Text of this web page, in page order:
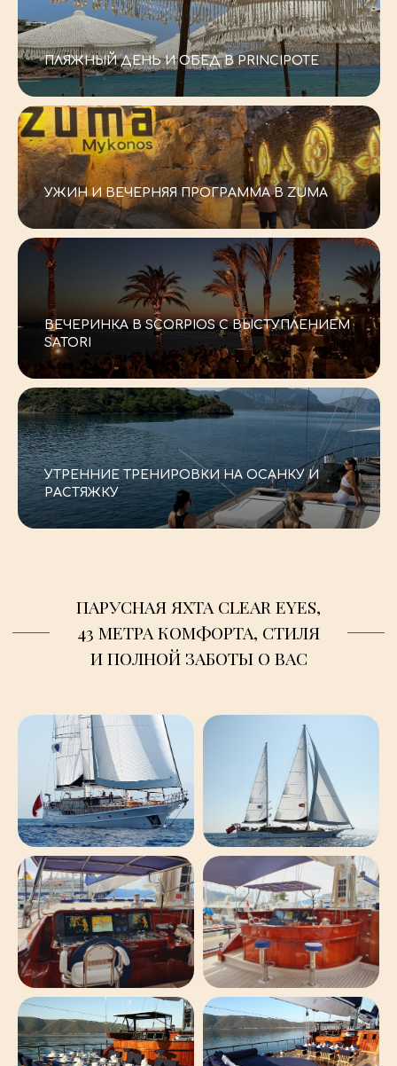
ПЛЯЖНЫЙ ДЕНЬ И ОБЕД В PRINCIPOTE
-–
УЖИН И ВЕЧЕРНЯЯ ПРОГРАММА В ZUMA
-–
ВЕЧЕРИНКА В SCORPIOS С ВЫСТУПЛЕНИЕМ
SATORI
-–
УТРЕННИЕ ТРЕНИРОВКИ НА ОСАНКУ И
РАСТЯЖКУ
СТОИМОСТЬ ТУРА
Количество мест строго
ограничено (до 10 человек) —
этот формат мы проводим
всего один раз в сезон.